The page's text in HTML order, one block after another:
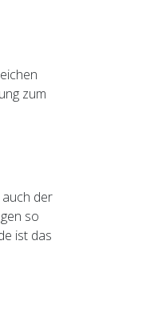
zum
der
so
ist das